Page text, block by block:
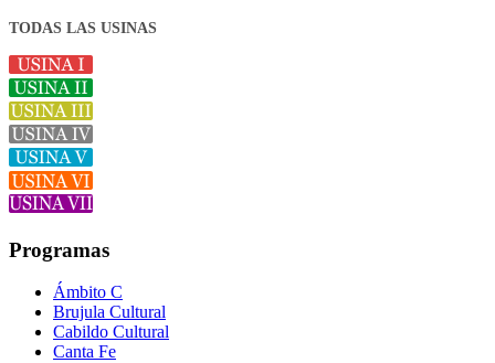
TODAS LAS USINAS
Programas
Ámbito C
Brujula Cultural
Cabildo Cultural
Canta Fe